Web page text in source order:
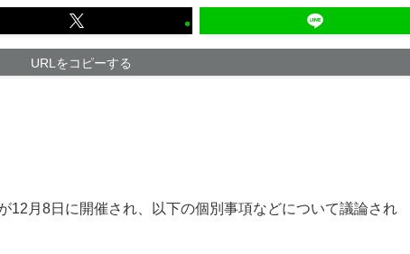
URLをコピーする
12月8日に開催され、以下の個別事項などについて議論され